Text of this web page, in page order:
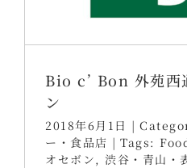
Bio c’ Bon 外苑西
ン
2018年6月1日 |
ー・食品店 | Tags:
オセボン , 渋谷・青山・